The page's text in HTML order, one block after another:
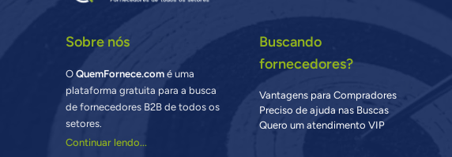
Sobre nós
OQuemFornece.com é uma
plataforma gratuita para a busca
de fornecedores B2B de todos os
setores.
Continuar lendo...
Buscando
fornecedores?
Vantagens para Compradores
Preciso de ajuda nas Buscas
Quero um atendimento VIP